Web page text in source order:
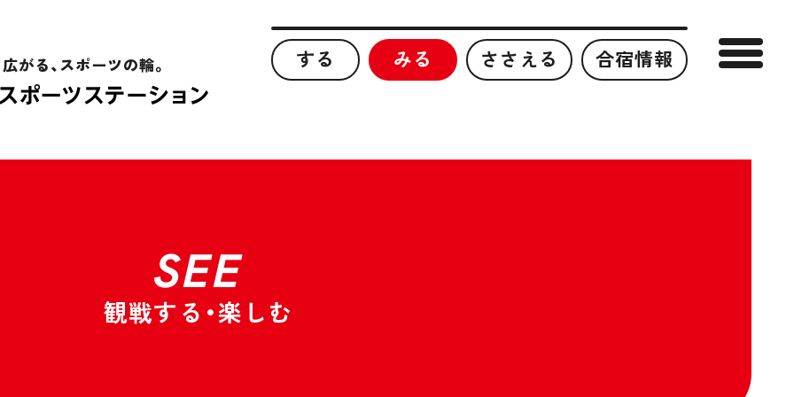
がる、スポーツの輪。 する みる ささえる 合宿情報
SEE
観戦する・楽しむ